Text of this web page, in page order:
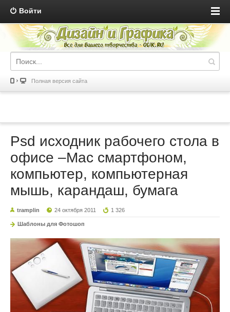
Войти
Полная версия сайта
Psd исходник рабочего стола в
офисе –Mac смартфоном,
компьютер, компьютерная
мышь, карандаш, бумага
tramplin 24 октября 2011 1 326
Шаблоны для Фотошоп